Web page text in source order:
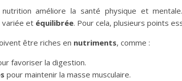
nutrition améliore la santé physique et
variée et équilibrée. Pour cela, plusieurs points
être riches en nutriments, comme :
favoriser la digestion.
pour maintenir la masse musculaire.